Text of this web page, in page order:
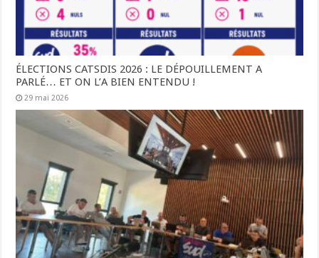
ÉLECTIONS CATSDIS 2026 : LE DÉPOUILLEMENT A
PARLÉ… ET ON L’A BIEN ENTENDU !
29 mai 2026